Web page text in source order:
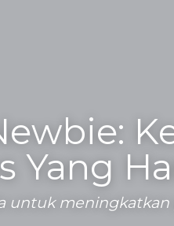
Yang
untuk